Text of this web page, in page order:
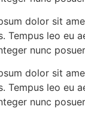
dolor sit
Tempus leo eu
nunc
dolor sit
Tempus leo eu
nunc